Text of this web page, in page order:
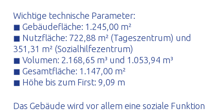
Wichtige technische Parameter:
◼ Gebäudefläche: 1.245,00 m²
◼ Nutzfläche: 722,88 m² (Tageszentrum) und
351,31 m² (Sozialhilfezentrum)
◼ Volumen: 2.168,65 m³ und 1.053,94 m³
◼ Gesamtfläche: 1.147,00 m²
◼ Höhe bis zum First: 9,09 m
Das Gebäude wird vor allem eine soziale Funktion